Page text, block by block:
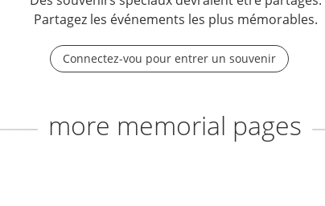
Partagez les événements les plus mémorables.
Connectez-vou pour entrer un souvenir
more memorial pages